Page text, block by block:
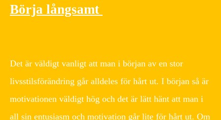
Börja långsamt
Det är väldigt vanligt att man i början av en stor
livsstilsförändring går alldeles för hårt ut. I början så är
motivationen väldigt hög och det är lätt hänt att man i
all sin entusiasm och motivation går lite för hårt ut. Om